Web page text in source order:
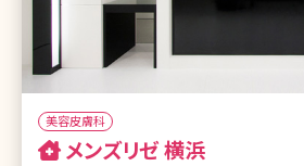
美容皮膚科
メンズリゼ 横浜